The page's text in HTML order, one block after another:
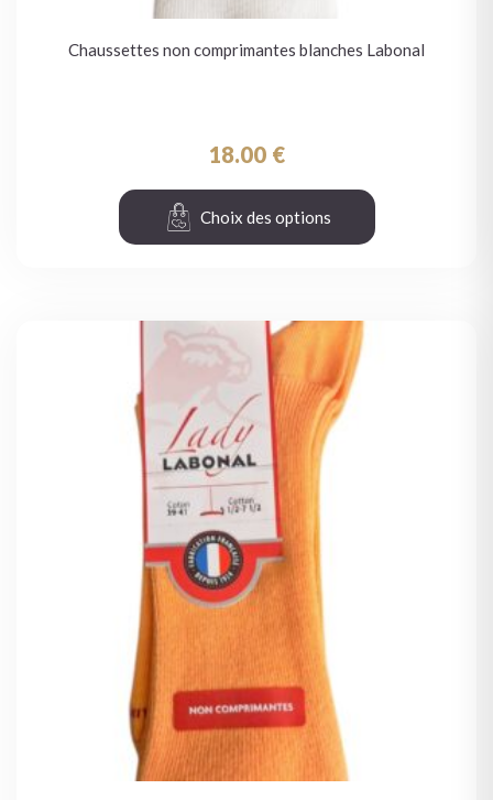
Chaussettes non comprimantes blanches Labonal
18.00 €
Choix des options